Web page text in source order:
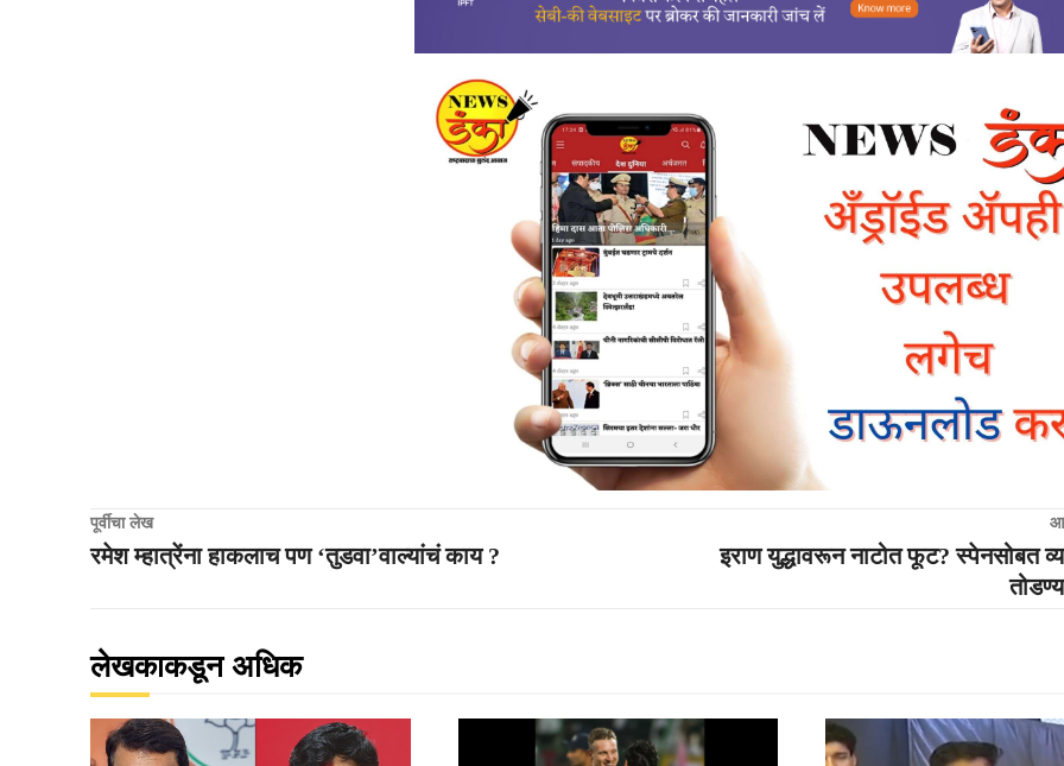
पूर्वीचा लेख
रमेश म्हात्रेंना हाकलाच पण ‘तुडवा’वाल्यांचं काय ?
इराण युद्धावरून नाटोत फूट? स्पेनसोबत
लेखकाकडून अधिक